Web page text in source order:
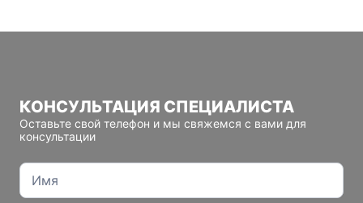
КОНСУЛЬТАЦИЯ СПЕЦИАЛИСТА
Оставьте свой телефон и мы свяжемся с вами для
консультации